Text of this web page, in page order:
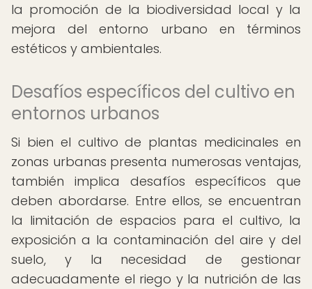
la promoción de la biodiversidad local y la
mejora del entorno urbano en términos
estéticos y ambientales.
Desafíos específicos del cultivo en
entornos urbanos
Si bien el cultivo de plantas medicinales en
zonas urbanas presenta numerosas ventajas,
también implica desafíos específicos que
deben abordarse. Entre ellos, se encuentran
la limitación de espacios para el cultivo, la
exposición a la contaminación del aire y del
suelo, y la necesidad de gestionar
adecuadamente el riego y la nutrición de las